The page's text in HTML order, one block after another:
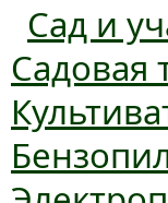
Сад и
Садовая